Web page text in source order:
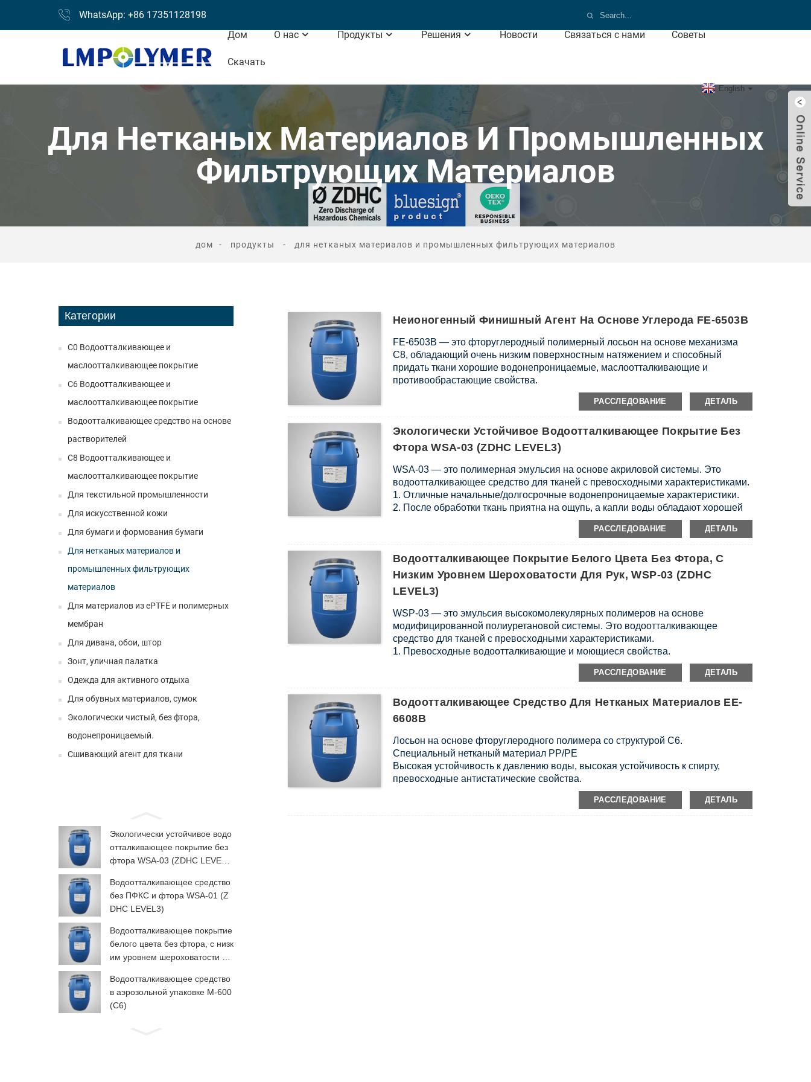
WhatsApp: +86 17351128198
Дом
О нас Продукты Решения Новости Связаться с нами Советы
Скачать
English
Для Нетканых Материалов И Промышленных
Фильтрующих Материалов
дом продукты для нетканых материалов и промышленных фильтрующих материалов
Категории
C0 Водоотталкивающее и
маслоотталкивающее покрытие
C6 Водоотталкивающее и
маслоотталкивающее покрытие
Водоотталкивающее средство на основе
растворителей
C8 Водоотталкивающее и
маслоотталкивающее покрытие
Для текстильной промышленности
Для искусственной кожи
Для бумаги и формования бумаги
Для нетканых материалов и
промышленных фильтрующих
материалов
Для материалов из ePTFE и полимерных
мембран
Для дивана, обои, штор
Зонт, уличная палатка
Одежда для активного отдыха
Для обувных материалов, сумок
Экологически чистый, без фтора,
водонепроницаемый.
Сшивающий агент для ткани
Экологически устойчивое водо
отталкивающее покрытие без
фтора WSA-03 (ZDHC LEVEL
Водоотталкивающее средство
без ПФКС и фтора WSA-01 (Z
DHC LEVEL3)
Водоотталкивающее покрытие
белого цвета без фтора, с низк
им уровнем шероховатости дл
Водоотталкивающее средство
в аэрозольной упаковке М-600
(C6)
Неионогенный Финишный Агент На Основе Углерода FE-6503B
FE-6503B — это фторуглеродный полимерный лосьон на основе механизма
C8, обладающий очень низким поверхностным натяжением и способный
придать ткани хорошие водонепроницаемые, маслоотталкивающие и
противообрастающие свойства.
РАССЛЕДОВАНИЕ ДЕТАЛЬ
Экологически Устойчивое Водоотталкивающее Покрытие Без
Фтора WSA-03 (ZDHC LEVEL3)
WSA-03 — это полимерная эмульсия на основе акриловой системы. Это
водоотталкивающее средство для тканей с превосходными характеристиками.
1. Отличные начальные/долгосрочные водонепроницаемые характеристики.
2. После обработки ткань приятна на ощупь, а капли воды обладают хорошей
3. Лучше защищает от царапин, чем аналогичные изделия.
РАССЛЕДОВАНИЕ ДЕТАЛЬ
Водоотталкивающее Покрытие Белого Цвета Без Фтора, С
Низким Уровнем Шероховатости Для Рук, WSP-03 (ZDHC
LEVEL3)
WSP-03 — это эмульсия высокомолекулярных полимеров на основе
модифицированной полиуретановой системы. Это водоотталкивающее
средство для тканей с превосходными характеристиками.
1. Превосходные водоотталкивающие и моющиеся свойства.
2. Высокая эффективность по всем требованиям.
3. Полное отсутствие ПФАС/ПФКС, экологически чистая продукция.
РАССЛЕДОВАНИЕ ДЕТАЛЬ
Водоотталкивающее Средство Для Нетканых Материалов EE-
6608B
Лосьон на основе фторуглеродного полимера со структурой C6.
Специальный нетканый материал PP/PE
Высокая устойчивость к давлению воды, высокая устойчивость к спирту,
превосходные антистатические свойства.
Обладает хорошей непрерывностью и стабильностью технологических
процессов. Способен адаптироваться к условиям обработки и выпечки в
РАССЛЕДОВАНИЕ ДЕТАЛЬ